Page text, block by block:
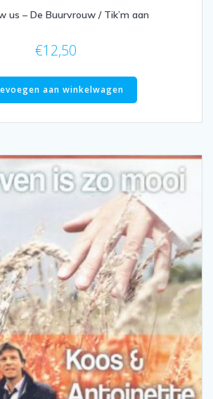
us – De Buurvrouw / Tik’m aan
€12,50
aan winkelwagen